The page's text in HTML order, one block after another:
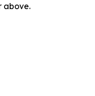
above.